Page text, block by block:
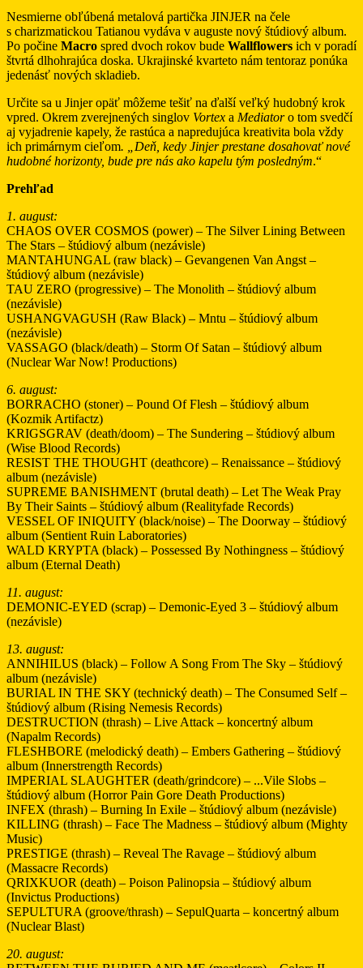
Nesmierne obľúbená metalová partička JINJER na čele
s charizmatickou Tatianou vydáva v auguste nový štúdiový album.
Po počine Macro spred dvoch rokov bude Wallflowers ich v poradí
štvrtá dlhohrajúca doska. Ukrajinské kvarteto nám tentoraz ponúka
jedenásť nových skladieb.
Určite sa u Jinjer opäť môžeme tešiť na ďalší veľký hudobný krok
vpred. Okrem zverejnených singlov Vortex a Mediatoro tom svedčí
aj vyjadrenie kapely, že rastúca a napredujúca kreativita bola vždy
ich primárnym cieľom. „Deň, kedy Jinjer prestane dosahovať nové
hudobné horizonty, bude pre nás ako kapelu tým posledným.“
Prehľad
1. august:
CHAOS OVER COSMOS (power) – The Silver Lining Between
The Stars – štúdiový album (nezávisle)
MANTAHUNGAL (raw black) – Gevangenen Van Angst –
štúdiový album (nezávisle)
TAU ZERO (progressive) – The Monolith – štúdiový album
(nezávisle)
USHANGVAGUSH (Raw Black) – Mntu – štúdiový album
(nezávisle)
VASSAGO (black/death) – Storm Of Satan – štúdiový album
(Nuclear War Now! Productions)
6. august:
BORRACHO (stoner) – Pound Of Flesh – štúdiový album
(Kozmik Artifactz)
KRIGSGRAV (death/doom) – The Sundering – štúdiový album
(Wise Blood Records)
RESIST THE THOUGHT (deathcore) – Renaissance – štúdiový
album (nezávisle)
SUPREME BANISHMENT (brutal death) – Let The Weak Pray
By Their Saints – štúdiový album (Realityfade Records)
VESSEL OF INIQUITY (black/noise) – The Doorway – štúdiový
album (Sentient Ruin Laboratories)
WALD KRYPTA (black) – Possessed By Nothingness – štúdiový
album (Eternal Death)
11. august:
DEMONIC-EYED (scrap) – Demonic-Eyed 3 – štúdiový album
(nezávisle)
13. august:
ANNIHILUS (black) – Follow A Song From The Sky – štúdiový
album (nezávisle)
BURIAL IN THE SKY (technický death) – The Consumed Self –
štúdiový album (Rising Nemesis Records)
DESTRUCTION (thrash) – Live Attack – koncertný album
(Napalm Records)
FLESHBORE (melodický death) – Embers Gathering – štúdiový
album (Innerstrength Records)
IMPERIAL SLAUGHTER (death/grindcore) – .​.​.​Vile Slobs –
štúdiový album (Horror Pain Gore Death Productions)
INFEX (thrash) – Burning In Exile – štúdiový album (nezávisle)
KILLING (thrash) – Face The Madness – štúdiový album (Mighty
Music)
PRESTIGE (thrash) – Reveal The Ravage – štúdiový album
(Massacre Records)
QRIXKUOR (death) – Poison Palinopsia – štúdiový album
(Invictus Productions)
SEPULTURA (groove/thrash) – SepulQuarta – koncertný album
(Nuclear Blast)
20. august: